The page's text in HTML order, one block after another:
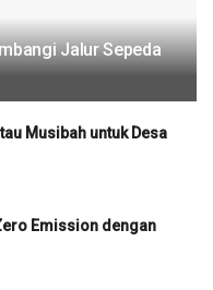
Jalur Sepeda
Musibah untuk Desa
Emission dengan